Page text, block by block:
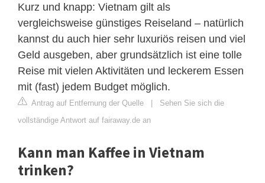
Kurz und knapp: Vietnam gilt als
vergleichsweise günstiges Reiseland – natürlich
kannst du auch hier sehr luxuriös reisen und viel
Geld ausgeben, aber grundsätzlich ist eine tolle
Reise mit vielen Aktivitäten und leckerem Essen
mit (fast) jedem Budget möglich.
Antrag auf Entfernung der Quelle | Sehen Sie sich die
vollständige Antwort auf fairaway.de an
Kann man Kaffee in Vietnam
trinken?